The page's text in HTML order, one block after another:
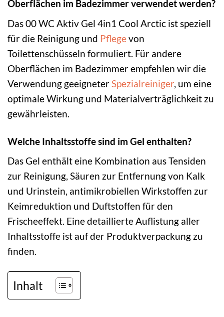
Oberflächen im Badezimmer verwendet werden?
Das 00 WC Aktiv Gel 4in1 Cool Arctic ist speziell
für die Reinigung und Pflegevon
Toilettenschüsseln formuliert. Für andere
Oberflächen im Badezimmer empfehlen wir die
Verwendung geeigneterSpezialreiniger, um eine
optimale Wirkung und Materialverträglichkeit zu
gewährleisten.
Welche Inhaltsstoffe sind im Gel enthalten?
Das Gel enthält eine Kombination aus Tensiden
zur Reinigung, Säuren zur Entfernung von Kalk
und Urinstein, antimikrobiellen Wirkstoffen zur
Keimreduktion und Duftstoffen für den
Frischeeffekt. Eine detaillierte Auflistung aller
Inhaltsstoffe ist auf der Produktverpackung zu
finden.
Inhalt